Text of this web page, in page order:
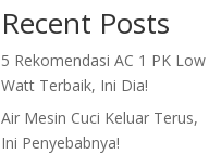
Recent Posts
5 Rekomendasi AC 1 PK Low
Watt Terbaik, Ini Dia!
Air Mesin Cuci Keluar Terus,
Ini Penyebabnya!